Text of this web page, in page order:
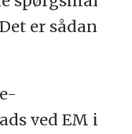
er sådan
ved EM i